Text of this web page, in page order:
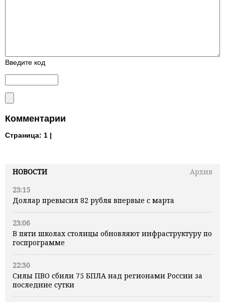
НОВОСТИ
Архив
23:15
Доллар превысил 82 рубля впервые с марта
23:06
В пяти школах столицы обновляют инфраструктуру по
госпрограмме
22:30
Силы ПВО сбили 75 БПЛА над регионами России за
последние сутки
Введите код
Комментарии
Страница: 1 |